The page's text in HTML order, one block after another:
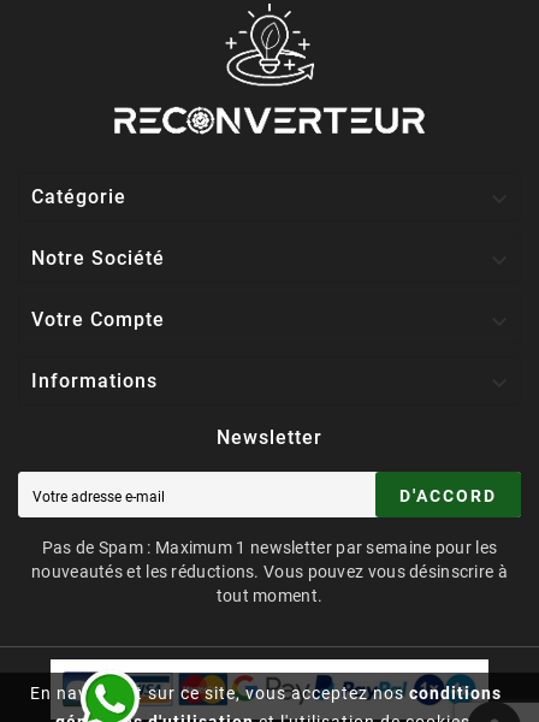
En naviguant sur ce site, vous acceptez nosconditions
Catégorie
Notre Société
Votre Compte
Informations
Newsletter
D'ACCORD
Pas de Spam : Maximum 1 newsletter par semaine pour les
nouveautés et les réductions. Vous pouvez vous désinscrire à
tout moment.